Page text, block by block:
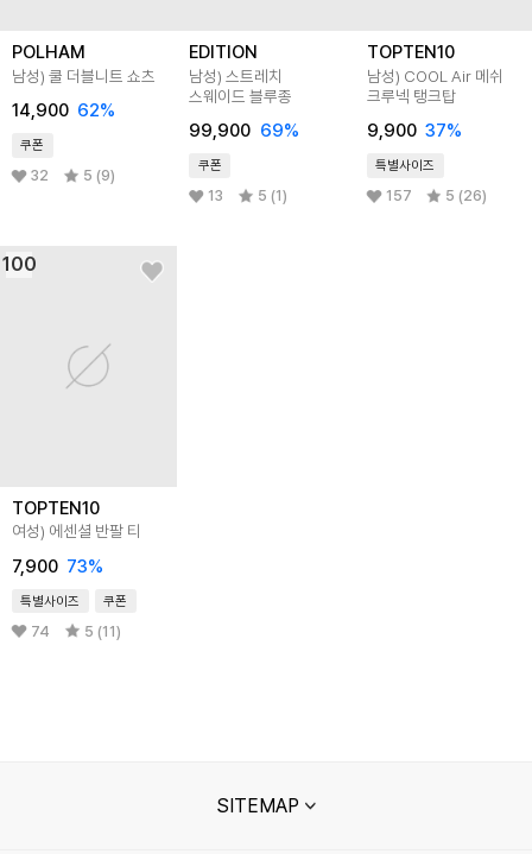
POLHAM
남성) 쿨 더블니트 쇼츠
14,900 62%
쿠폰
32 5 (9)
EDITION
남성) 스트레치
스웨이드 블루종
99,900 69%
쿠폰
13 5 (1)
TOPTEN10
남성) COOL Air 메쉬
크루넥 탱크탑
9,900 37%
특별사이즈
157 5 (26)
100
TOPTEN10
여성) 에센셜 반팔 티
7,900 73%
특별사이즈 쿠폰
74 5 (11)
SITEMAP